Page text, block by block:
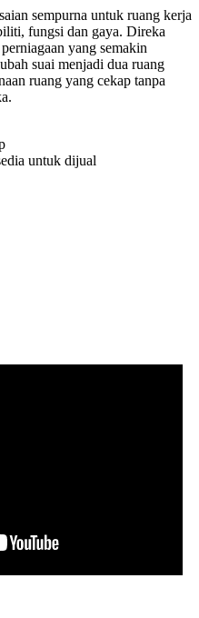
sempurna untuk ruang kerja
fungsi dan gaya. Direka
yang semakin
suai menjadi dua ruang
ruang yang cekap tanpa
untuk dijual